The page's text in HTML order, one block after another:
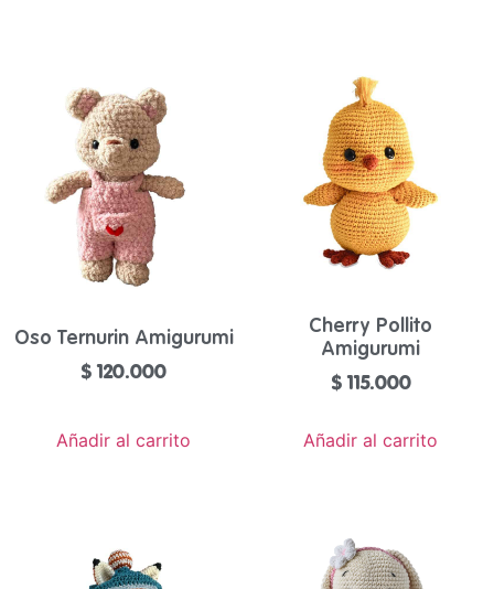
Oso Ternurin Amigurumi
$ 120.000
Añadir al carrito
Cherry Pollito
Amigurumi
$ 115.000
Añadir al carrito